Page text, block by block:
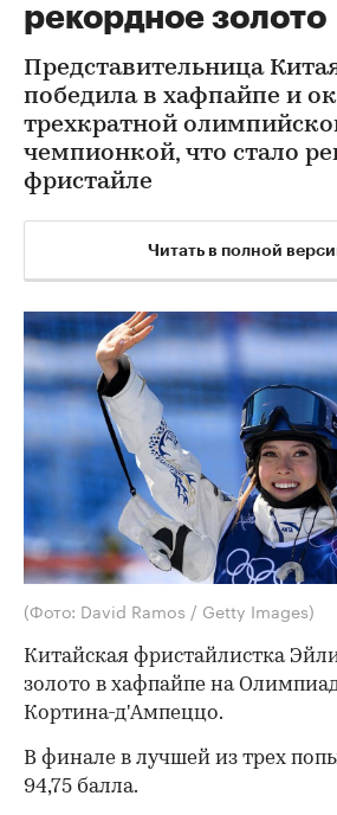
рекордное золото
Представительница
победила в хафпайпе и
трехкратной
чемпионкой, что стало
фристайле
Читать в полной
(Фото: David Ramos / Getty Images)
Китайская фристайлистка
золото в хафпайпе на
Кортина-д'Ампеццо.
В финале в лучшей из трех
94,75 балла.